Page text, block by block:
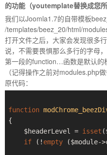
的功能（youtemplate替换成您
我们以Joomla1.7的自带模板
/templates/beez_20/html/
打开文件之后，大家会发现很多
说，不需要畏惧那么多行的字母
第一段的function…函数是默认的
（记得操作之前对modules.php做
原代码：
function
{
    $headerLevel =
isset
if (! empty ($module-